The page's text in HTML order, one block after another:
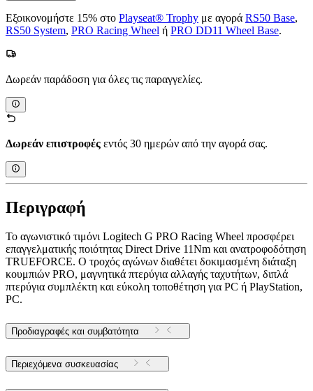
Εξοικονομήστε 15% στο Playseat® Trophy με αγορά RS50 Base,
RS50 System, PRO Racing Wheel ή PRO DD11 Wheel Base.
Δωρεάν παράδοση για όλες τις παραγγελίες.
Δωρεάν επιστροφές εντός 30 ημερών από την αγορά σας.
Περιγραφή
Το αγωνιστικό τιμόνι Logitech G PRO Racing Wheel προσφέρει
επαγγελματικής ποιότητας Direct Drive 11Nm και ανατροφοδότηση
TRUEFORCE. Ο τροχός αγώνων διαθέτει δοκιμασμένη διάταξη
κουμπιών PRO, μαγνητικά πτερύγια αλλαγής ταχυτήτων, διπλά
πτερύγια συμπλέκτη και εύκολη τοποθέτηση για PC ή PlayStation,
PC.
Προδιαγραφές και συμβατότητα
Περιεχόμενα συσκευασίας